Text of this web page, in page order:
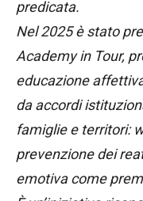
predicata.
Nel 2025 è stato
Academy in Tour,
educazione
da accordi
famiglie e territori:
prevenzione dei
emotiva come